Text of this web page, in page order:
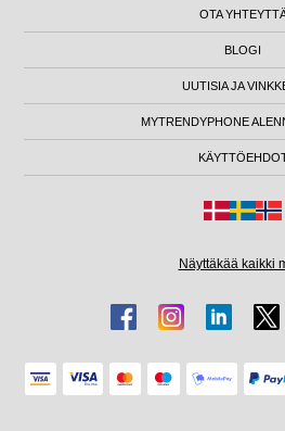
OTA
BLOGI
UUTISIA JA
MYTRENDYPHONE
Näyttäkää kaikki